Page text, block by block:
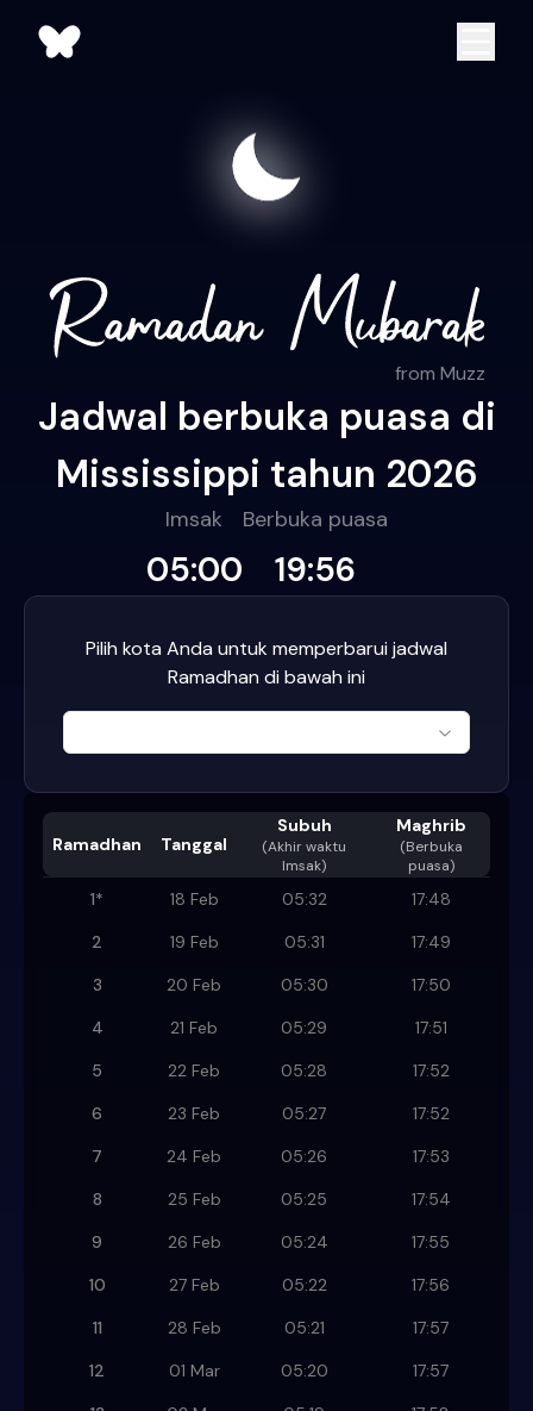
from Muzz
Jadwal berbuka puasa di
Mississippi tahun 2026
Imsak
05:00
Berbuka puasa
19:56
Pilih kota Anda untuk memperbarui jadwal
Ramadhan di bawah ini
Ramadhan Tanggal
Subuh
(Akhir waktu
Imsak)
Maghrib
(Berbuka
puasa)
1* 18 Feb 05:32
17:48
2
19 Feb 05:31
17:49
3
20 Feb 05:30
17:50
4
21 Feb 05:29
17:51
5
22 Feb 05:28
17:52
6
23 Feb 05:27
17:52
7
24 Feb 05:26
17:53
8
25 Feb 05:25
17:54
9
26 Feb 05:24
17:55
10
27 Feb 05:22
17:56
11
28 Feb 05:21
17:57
12
01 Mar 05:20
17:57